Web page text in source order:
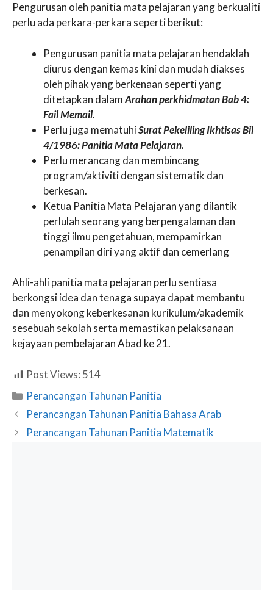
Pengurusan oleh panitia mata pelajaran yang berkualiti
perlu ada perkara-perkara seperti berikut:
Pengurusan panitia mata pelajaran hendaklah
diurus dengan kemas kini dan mudah diakses
oleh pihak yang berkenaan seperti yang
ditetapkan dalamArahan perkhidmatan Bab 4:
Fail Memail.
Perlu juga mematuhiSurat Pekeliling Ikhtisas Bil
4/1986: Panitia Mata Pelajaran.
Perlu merancang dan membincang
program/aktiviti dengan sistematik dan
berkesan.
Ketua Panitia Mata Pelajaran yang dilantik
perlulah seorang yang berpengalaman dan
tinggi ilmu pengetahuan, mempamirkan
penampilan diri yang aktif dan cemerlang
Ahli-ahli panitia mata pelajaran perlu sentiasa
berkongsi idea dan tenaga supaya dapat membantu
dan menyokong keberkesanan kurikulum/akademik
sesebuah sekolah serta memastikan pelaksanaan
kejayaan pembelajaran Abad ke 21.
Post Views: 514
Categories
Perancangan Tahunan Panitia
Perancangan Tahunan Panitia Bahasa Arab
Perancangan Tahunan Panitia Matematik